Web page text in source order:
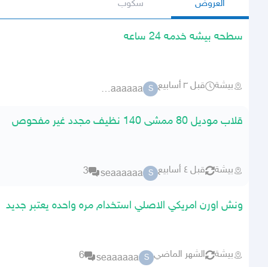
العروض سكوب
سطحه بيشه خدمه 24 ساعه
بيشة قبل ٣ أسابيع S
seaaaaaa
قلاب موديل 80 ممشى 140 نظيف مجدد غير مفحوص
بيشة قبل ٤ أسابيع S
seaaaaaa
3
ونش اورن امريكي الاصلي استخدام مره واحده يعتبر جديد
بيشة الشهر الماضي S
seaaaaaa
6